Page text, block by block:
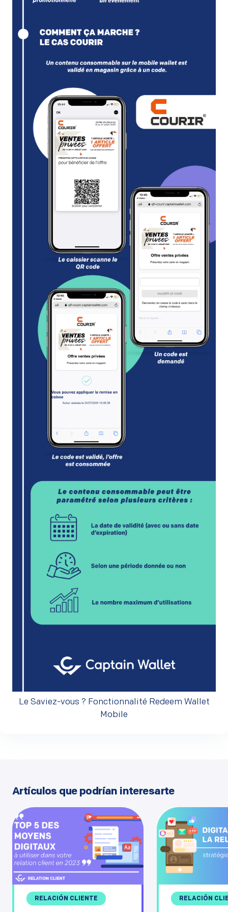
Le Saviez-vous ? Fonctionnalité Redeem Wallet
Mobile
Artículos que podrían interesarte
RELACIÓN CLIENTE RELACIÓN